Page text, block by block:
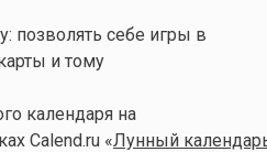
позволять себе игры в
и тому
календаря на
Calend.ru «Лунный